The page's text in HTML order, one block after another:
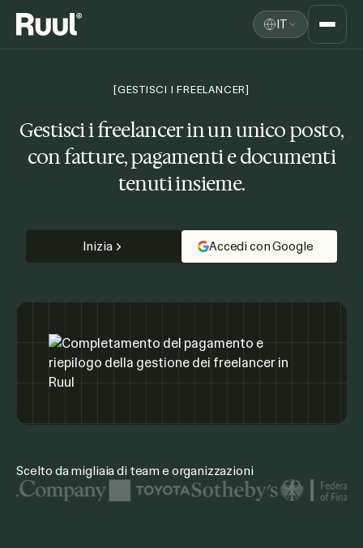
Home Ruul IT
Risorse
[GESTISCI I FREELANCER]
Gestisci i freelancer in un unico posto,
con fatture, pagamenti e documenti
tenuti insieme.
Inizia Accedi con Google
Scelto da migliaia di team e organizzazioni